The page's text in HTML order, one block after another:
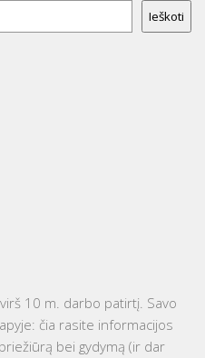
Ieškoti
10 m. darbo patirtį. Savo
čia rasite informacijos
bei gydymą (ir dar